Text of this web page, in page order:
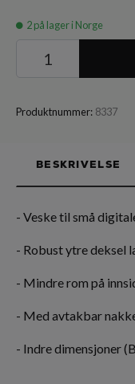
2på lager i Norge
Produktnummer: 8337
BESKRIVELSE
- Veske til små
- Robust ytre deksel
- Mindre rom på
- Med avtakbar
- Indre dimensjoner